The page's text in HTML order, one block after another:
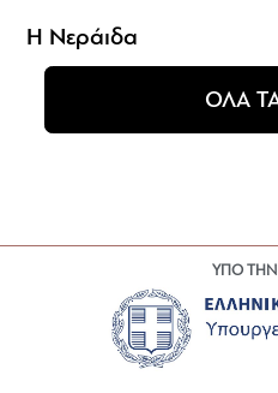
Η Νεράιδα
ΟΛΑ
ΥΠΟ ΤΗΝ